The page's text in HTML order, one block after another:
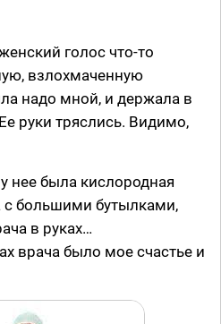
голос что-то
взлохмаченную
надо мной, и держала в
руки тряслись. Видимо,
нее была кислородная
с большими бутылками,
в руках…
врача было мое счастье и